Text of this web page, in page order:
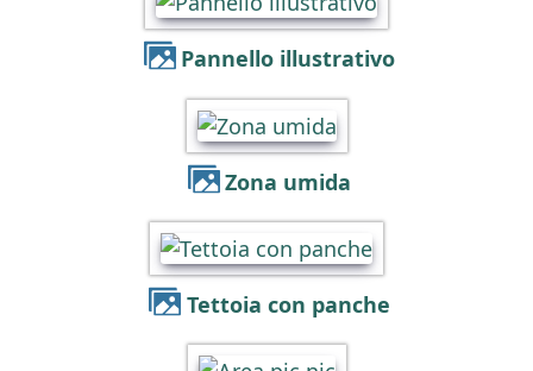
Pannello illustrativo
Zona umida
Tettoia con panche